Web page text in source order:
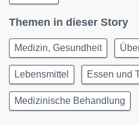
Themen in dieser Story
Medizin, Gesundheit
Lebensmittel Essen und
Medizinische Behandlung